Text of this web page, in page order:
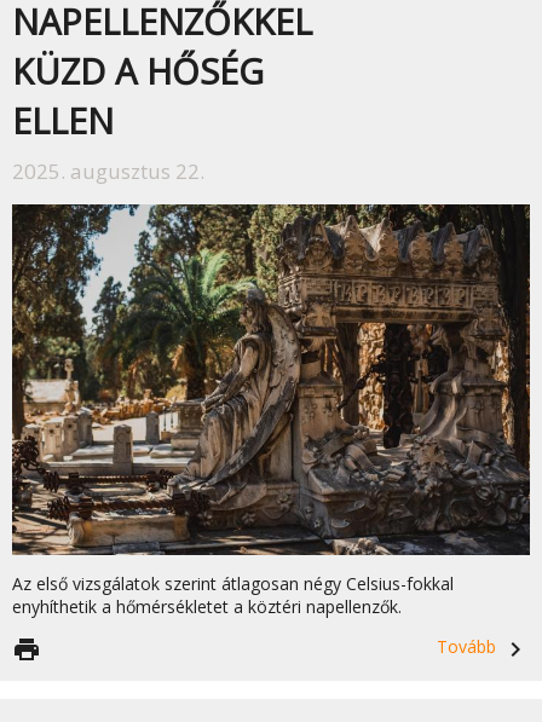
NAPELLENZŐKKEL
KÜZD A HŐSÉG
ELLEN
2025. augusztus 22.
Az első vizsgálatok szerint átlagosan négy Celsius-fokkal
enyhíthetik a hőmérsékletet a köztéri napellenzők.
Tovább
navigate_next
print